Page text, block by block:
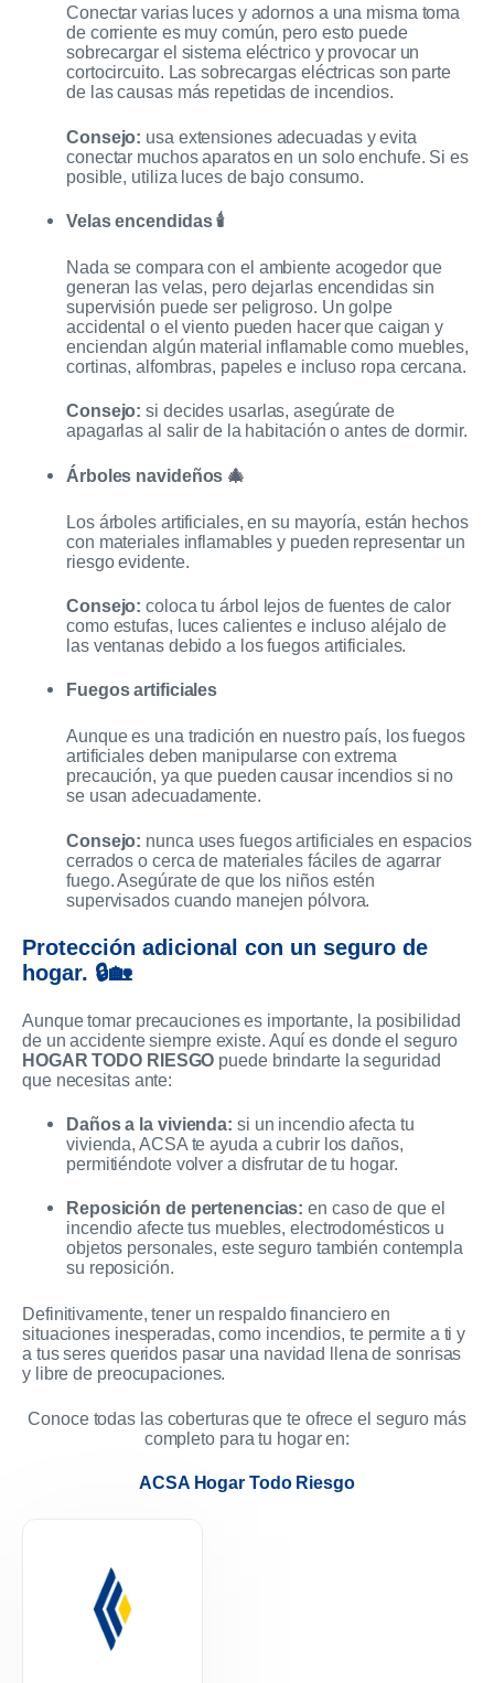
Conectar varias luces y adornos a una misma toma
de corriente es muy común, pero esto puede
sobrecargar el sistema eléctrico y provocar un
cortocircuito. Las sobrecargas eléctricas son parte
de las causas más repetidas de incendios.
Consejo: usa extensiones adecuadas y evita
conectar muchos aparatos en un solo enchufe. Si es
posible, utiliza luces de bajo consumo.
Velas encendidas 🕯️
Nada se compara con el ambiente acogedor que
generan las velas, pero dejarlas encendidas sin
supervisión puede ser peligroso. Un golpe
accidental o el viento pueden hacer que caigan y
enciendan algún material inflamable como muebles,
cortinas, alfombras, papeles e incluso ropa cercana.
Consejo: si decides usarlas, asegúrate de
apagarlas al salir de la habitación o antes de dormir.
Árboles navideños 🎄
Los árboles artificiales, en su mayoría, están hechos
con materiales inflamables y pueden representar un
riesgo evidente.
Consejo: coloca tu árbol lejos de fuentes de calor
como estufas, luces calientes e incluso aléjalo de
las ventanas debido a los fuegos artificiales.
Fuegos artificiales
Aunque es una tradición en nuestro país, los fuegos
artificiales deben manipularse con extrema
precaución, ya que pueden causar incendios si no
se usan adecuadamente.
Consejo: nunca uses fuegos artificiales en espacios
cerrados o cerca de materiales fáciles de agarrar
fuego. Asegúrate de que los niños estén
supervisados cuando manejen pólvora.
Protección adicional con un seguro de
hogar. 🔒🏡
Aunque tomar precauciones es importante, la posibilidad
de un accidente siempre existe. Aquí es donde el seguro
HOGAR TODO RIESGO puede brindarte la seguridad
que necesitas ante:
Daños a la vivienda: si un incendio afecta tu
vivienda, ACSA te ayuda a cubrir los daños,
permitiéndote volver a disfrutar de tu hogar.
Reposición de pertenencias: en caso de que el
incendio afecte tus muebles, electrodomésticos u
objetos personales, este seguro también contempla
su reposición.
Definitivamente, tener un respaldo financiero en
situaciones inesperadas, como incendios, te permite a ti y
a tus seres queridos pasar una navidad llena de sonrisas
y libre de preocupaciones.
Conoce todas las coberturas que te ofrece el seguro más
completo para tu hogar en:
ACSA Hogar Todo Riesgo